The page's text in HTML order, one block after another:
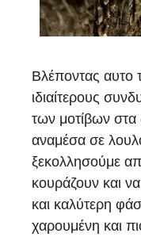
Βλέποντας αυτο
ιδιαίτερους
των μοτίβων στα
αναμέσα σε
ξεκολλησούμε
κουράζουν και
και καλύτερη
χαρουμένη και